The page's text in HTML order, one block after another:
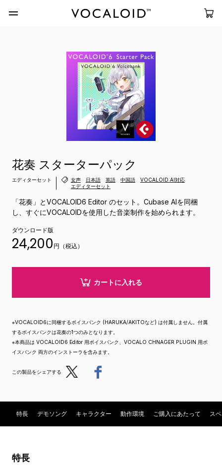
花奏 スターターパック
エディターセット 女声 日本語 英語 中国語
VOCALOID:AI対応
エディターセット
「花奏」とVOCALOID6 Editor のセット。Cubase AIを同梱
し、すぐにVOCALOIDを使用した音楽制作を始められます。
ダウンロード版
24,200 円（税込）
カートに入れる
※VOCALOID6に同梱するボイスバンク (HARUKA/AKITOなど) は付属しません。付属
するボイスバンクは花奏の1つのみとなります。
※本商品は VOCALOID6 Editor 用ボイスバンク、VOCALO CHNAGER PLUGIN 用ボ
イスバンク 両方のインストーラを含みます。
この製品をシェアする Post
特長 デモソング キャラクター 動作環境 ご購入にあたって ス
特長